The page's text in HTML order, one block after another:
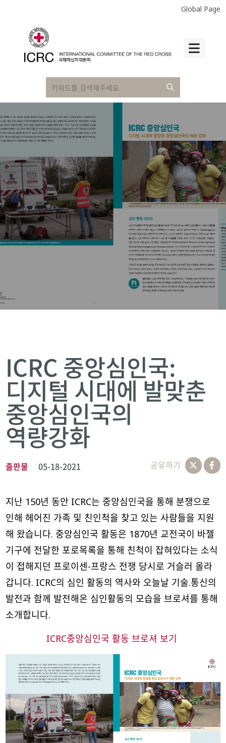
Global Page
ICRC 중앙심인국:
디지털 시대에 발맞춘
중앙심인국의
역량강화
출판물 05-18-2021 공유하기
지난 150년 동안 ICRC는 중앙심인국을 통해 분쟁으로
인해 헤어진 가족 및 친인척을 찾고 있는 사람들을 지원
해 왔습니다. 중앙심인국 활동은 1870년 교전국이 바젤
기구에 전달한 포로목록을 통해 친척이 잡혀있다는 소식
이 접해지던 프로이센-프랑스 전쟁 당시로 거슬러 올라
갑니다. ICRC의 심인 활동의 역사와 오늘날 기술.통신의
발전과 함께 발전해온 심인활동의 모습을 브로셔를 통해
소개합니다.
ICRC중앙심인국 활동 브로셔 보기